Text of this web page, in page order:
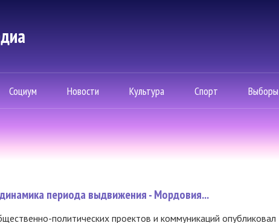
Социум Новости Культура Спорт Выборы
– поддельными видео
периода выдвижения - Мордовия...
политических проектов и коммуникаций опубликовал